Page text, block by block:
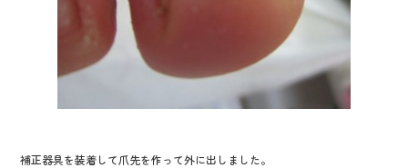
補正器具を装着して爪先を作って外に出しました。